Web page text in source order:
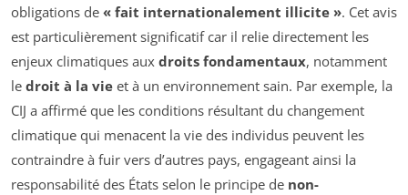
obligations de « fait internationalement illicite ». Cet avis
est particulièrement significatif car il relie directement les
enjeux climatiques aux droits fondamentaux, notamment
le droit à la vie et à un environnement sain. Par exemple, la
CIJ a affirmé que les conditions résultant du changement
climatique qui menacent la vie des individus peuvent les
contraindre à fuir vers d’autres pays, engageant ainsi la
responsabilité des États selon le principe de non-